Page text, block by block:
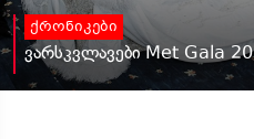
ქრონიკები
ვარსკვლავები Met Gala